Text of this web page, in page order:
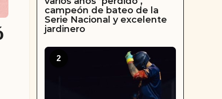
campeón de bateo de la
Serie Nacional y excelente
jardinero
2